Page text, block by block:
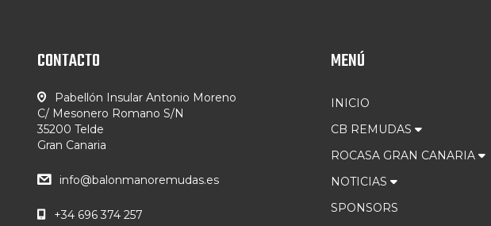
CONTACTO
Pabellón Insular Antonio Moreno
C/ Mesonero Romano S/N
35200 Telde
Gran Canaria
info@balonmanoremudas.es
+34 696 374 257
MENÚ
INICIO
CB REMUDAS
ROCASA GRAN CANARIA
NOTICIAS
SPONSORS